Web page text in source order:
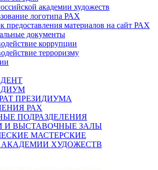
академии художеств
логотипа РАХ
предоставления материалов на сайт РАХ
документы
коррупции
терроризму
ПРЕЗИДИУМА
РАХ
ПОДРАЗДЕЛЕНИЯ
И ВЫСТАВОЧНЫЕ ЗАЛЫ
МАСТЕРСКИЕ
ХУДОЖЕСТВ